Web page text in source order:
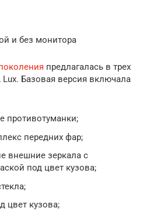
и без монитора
предлагалась в трех
Lux. Базовая версия включала
противотуманки;
передних фар;
внешние зеркала с
под цвет кузова;
цвет кузова;